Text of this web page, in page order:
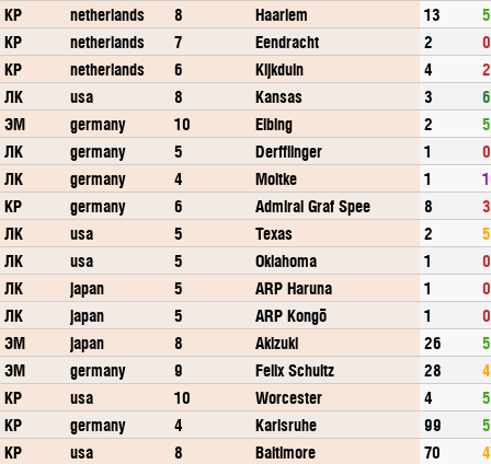
КР
netherlands 8 Haarlem 13
КР
netherlands 7 Eendracht 2
0
КР
netherlands 6 Kijkduin 4
ЛК
usa 8 Kansas 3
ЭМ
germany 10 Elbing 2
ЛК
germany 5 Derfflinger 1
0
ЛК
germany 4 Moltke 1
КР
germany 6 Admiral Graf Spee 8
ЛК
usa 5 Texas 2
ЛК
usa 5 Oklahoma 1
0
ЛК
japan 5 ARP Haruna 1
0
ЛК
japan 5 ARP Kongō 1
0
ЭМ
japan 8 Akizuki 26
ЭМ
germany 9 Felix Schultz 28
КР
usa 10 Worcester 4
КР
germany 4 Karlsruhe 99
КР
usa 8 Baltimore 70